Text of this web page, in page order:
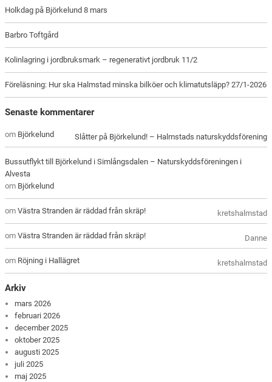
Holkdag på Björkelund 8 mars
Barbro Toftgård
Kolinlagring i jordbruksmark – regenerativt jordbruk 11/2
Föreläsning: Hur ska Halmstad minska bilköer och klimatutsläpp? 27/1-2026
Senaste kommentarer
Slåtter på Björkelund! – Halmstads naturskyddsförening
om Björkelund
Bussutflykt till Björkelund i Simlångsdalen – Naturskyddsföreningen i
Alvesta
om Björkelund
kretshalmstad
omVästra Stranden är räddad från skräp!
Danne
omVästra Stranden är räddad från skräp!
kretshalmstad
om Röjning i Hallägret
Arkiv
mars 2026
februari 2026
december 2025
oktober 2025
augusti 2025
juli 2025
maj 2025